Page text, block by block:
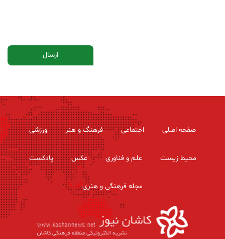
صفحه اصلی اجتماعی فرهنگ و هنر ورزشی
محیط زیست علم و فناوری عکس پادکست
مجله فرهنگی و هنری